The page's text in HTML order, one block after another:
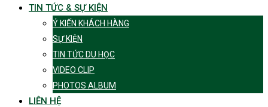
TIN TỨC & SỰ KIỆN
Ý KIẾN KHÁCH HÀNG
SỰ KIỆN
TIN TỨC DU HỌC
VIDEO CLIP
PHOTOS ALBUM
LIÊN HỆ